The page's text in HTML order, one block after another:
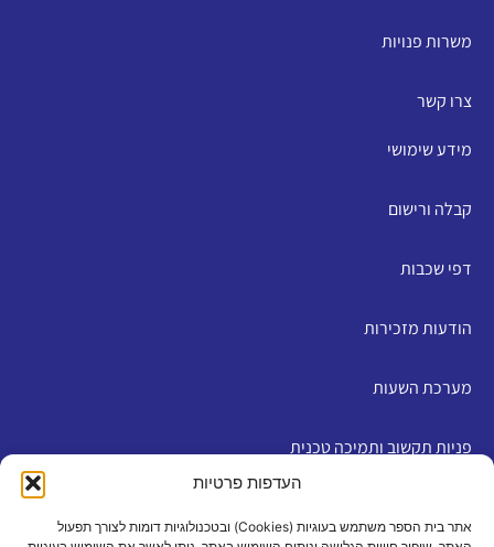
העדפות פרטיות
אתר בית הספר משתמש בעוגיות (Cookies) ובטכנולוגיות דומות לצורך תפעול
משרות פנויות
צרו קשר
מידע שימושי
קבלה ורישום
דפי שכבות
הודעות מזכירות
מערכת השעות
פניות תקשוב ותמיכה טכנית